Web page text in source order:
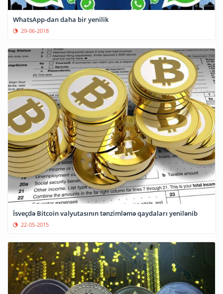
WhatsApp-dan daha bir yenilik
29-06-2018
İsveçdə Bitcoin valyutasının tənzimləmə qaydaları yenilənib
22-05-2015